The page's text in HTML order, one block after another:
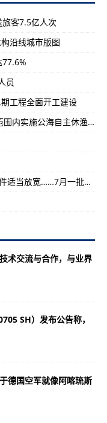
客7.5亿人次
沿线城市版图
77.6%
员
工程全面开工建设
公海自主休渔 | 7月1日起！我国是全球范围内实施公海自主休渔措施的首个国家
“证照分离”改革全覆盖、特困人员认定条件适当放宽……7月一批新规将施行
术交流与合作，与业界
SH）发布公告称，
德国空军就像阿喀琉斯